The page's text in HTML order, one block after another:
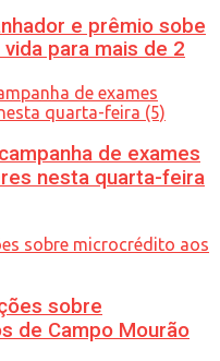
para mais de 2
e prêmio sobe
de exames
nesta quarta-feira
sobre
de Campo Mourão